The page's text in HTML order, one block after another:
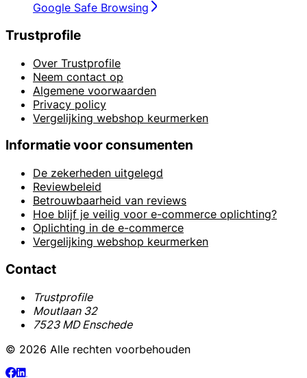
Google Safe Browsing
Trustprofile
Over Trustprofile
Neem contact op
Algemene voorwaarden
Privacy policy
Vergelijking webshop keurmerken
Informatie voor consumenten
De zekerheden uitgelegd
Reviewbeleid
Betrouwbaarheid van reviews
Hoe blijf je veilig voor e-commerce oplichting?
Oplichting in de e-commerce
Vergelijking webshop keurmerken
Contact
Trustprofile
Moutlaan 32
7523 MD Enschede
© 2026 Alle rechten voorbehouden